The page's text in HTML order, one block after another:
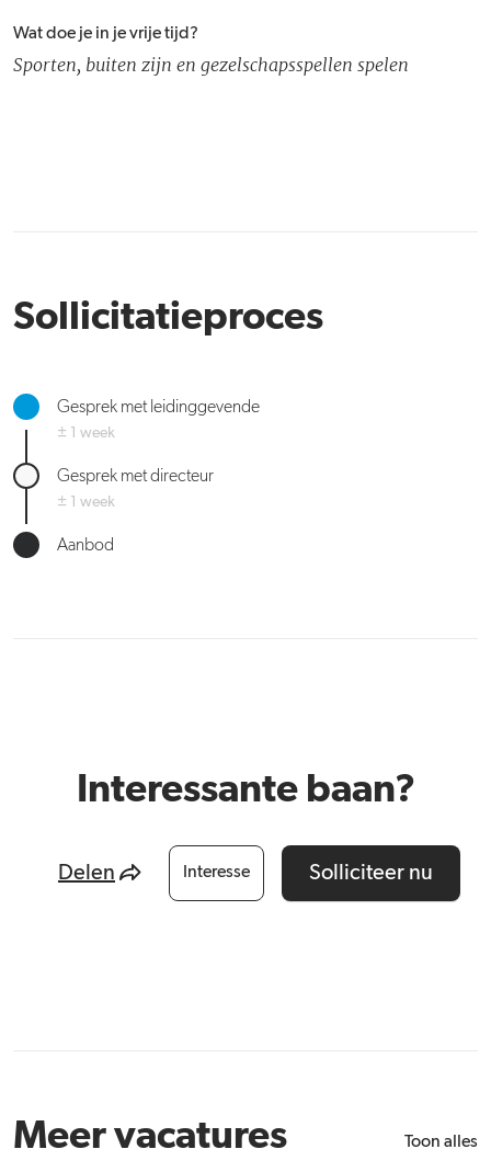
Wat doe je in je vrije tijd?
Sporten, buiten zijn en gezelschapsspellen spelen
Sollicitatieproces
Gesprek met leidinggevende
± 1 week
Gesprek met directeur
± 1 week
Aanbod
Interessante baan?
Delen Interesse Solliciteer nu
Meer vacatures Toon alles